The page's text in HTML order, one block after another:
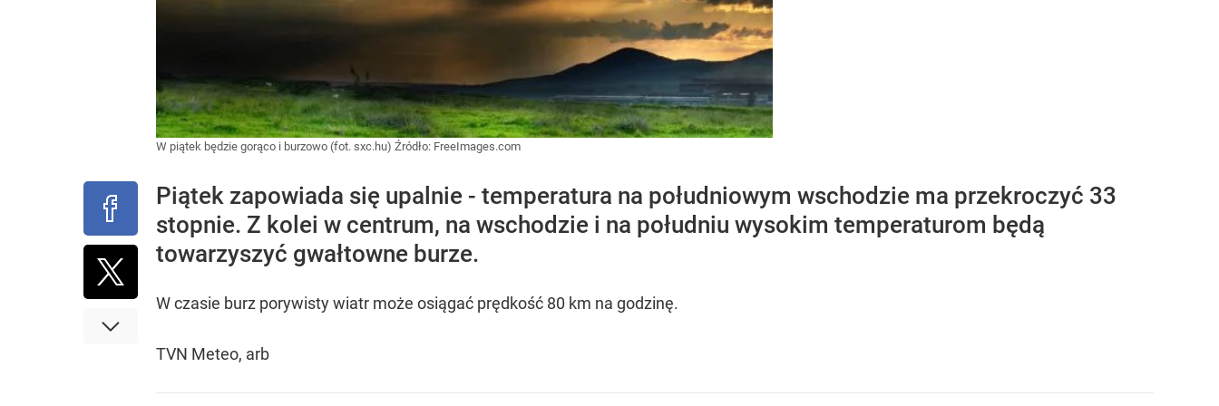
W piątek będzie gorąco i burzowo (fot. sxc.hu) Źródło: FreeImages.com
Piątek zapowiada się upalnie - temperatura na południowym wschodzie ma przekroczyć 33
stopnie. Z kolei w centrum, na wschodzie i na południu wysokim temperaturom będą
towarzyszyć gwałtowne burze.
W czasie burz porywisty wiatr może osiągać prędkość 80 km na godzinę.
TVN Meteo, arb